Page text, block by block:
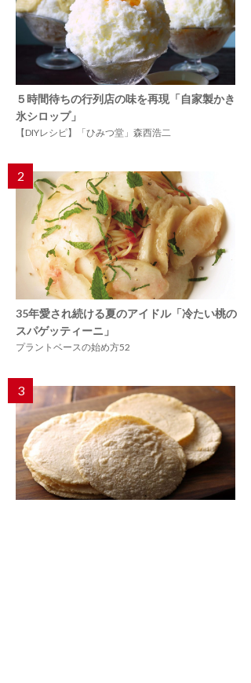
５時間待ちの行列店の味を再現「自家製かき
氷シロップ」
【DIYレシピ】「ひみつ堂」森西浩二
2
35年愛され続ける夏のアイドル「冷たい桃の
スパゲッティーニ」
プラントベースの始め方52
3